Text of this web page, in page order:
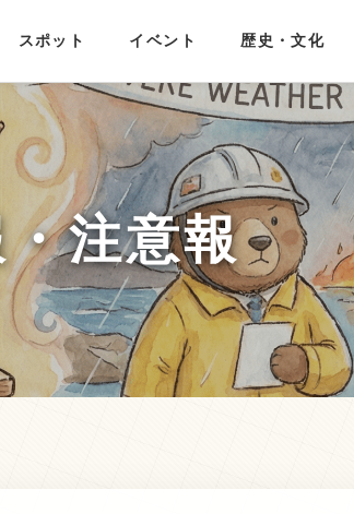
スポット イベント 歴史・文化
注意報